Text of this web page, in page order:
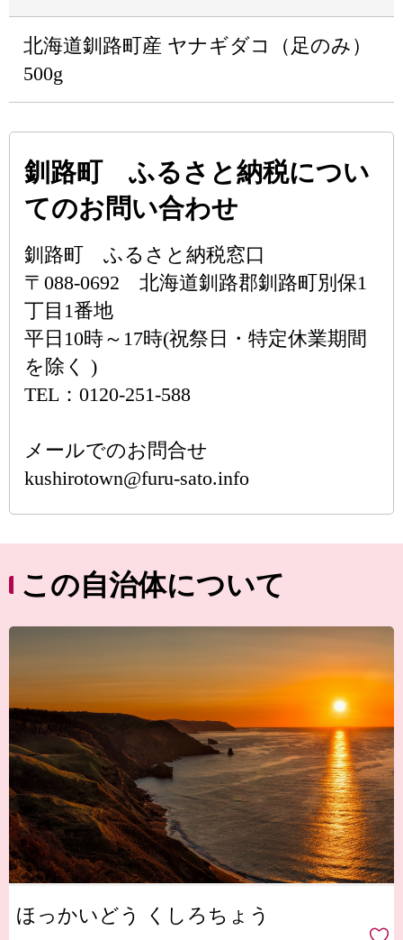
北海道釧路町産 ヤナギダコ（足のみ）
500g
釧路町 ふるさと納税につい
てのお問い合わせ
釧路町 ふるさと納税窓口
〒088-0692 北海道釧路郡釧路町別保1
丁目1番地
平日10時～17時(祝祭日・特定休業期間
を除く )
TEL：0120-251-588
メールでのお問合せ
kushirotown@furu-sato.info
この自治体について
ほっかいどう くしろちょう